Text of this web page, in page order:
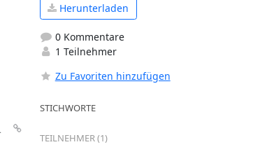
Herunterladen
0 Kommentare
1 Teilnehmer
Zu Favoriten hinzufügen
STICHWORTE
TEILNEHMER (1)